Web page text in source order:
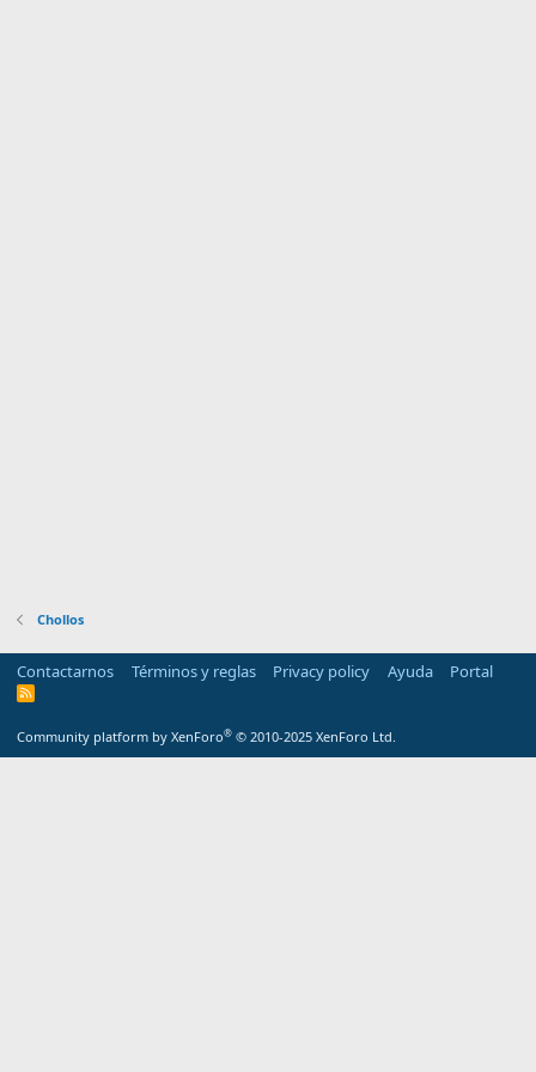
Chollos
Contactarnos Términos y reglas Privacy policy Ayuda Portal
R
Community platform by XenForo® © 2010-2025 XenForo Ltd.